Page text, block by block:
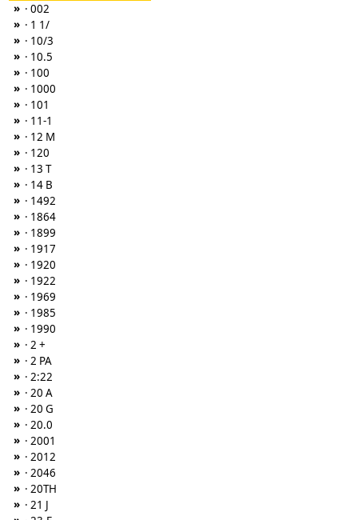
» · 002
» · 1 1/
» · 10/3
» · 10.5
» · 100
» · 1000
» · 101
» · 11-1
» · 12 M
» · 120
» · 13 T
» · 14 B
» · 1492
» · 1864
» · 1899
» · 1917
» · 1920
» · 1922
» · 1969
» · 1985
» · 1990
» · 2 +
» · 2 PA
» · 2:22
» · 20 A
» · 20 G
» · 20.0
» · 2001
» · 2012
» · 2046
» · 20TH
» · 21 J